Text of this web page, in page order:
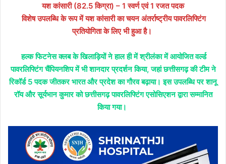
यश कांसारी (82.5 किग्रा) – 1 स्वर्ण एवं 1 रजत पदक
विशेष उपलब्धि के रूप में यश कांसारी का चयन अंतर्राष्ट्रीय पावरलिफ्टिंग
प्रतियोगिता के लिए भी हुआ है।
हल्क फिटनेस क्लब के खिलाड़ियों ने हाल ही में श्रीलंका में आयोजित वर्ल्ड
पावरलिफ्टिंग चैंपियनशिप में भी शानदार प्रदर्शन किया, जहां छत्तीसगढ़ की टीम ने
रिकॉर्ड 5 पदक जीतकर भारत और प्रदेश का गौरव बढ़ाया। इस उपलब्धि पर शानू
रॉय और सूर्यभान कुमार को छत्तीसगढ़ पावरलिफ्टिंग एसोसिएशन द्वारा सम्मानित
किया गया।